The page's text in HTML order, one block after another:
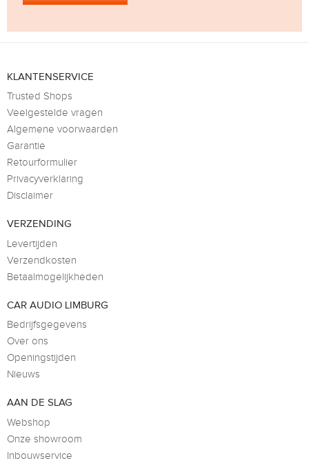
KLANTENSERVICE
Trusted Shops
Veelgestelde vragen
Algemene voorwaarden
Garantie
Retourformulier
Privacyverklaring
Disclaimer
VERZENDING
Levertijden
Verzendkosten
Betaalmogelijkheden
CAR AUDIO LIMBURG
Bedrijfsgegevens
Over ons
Openingstijden
Nieuws
AAN DE SLAG
Webshop
Onze showroom
Inbouwservice